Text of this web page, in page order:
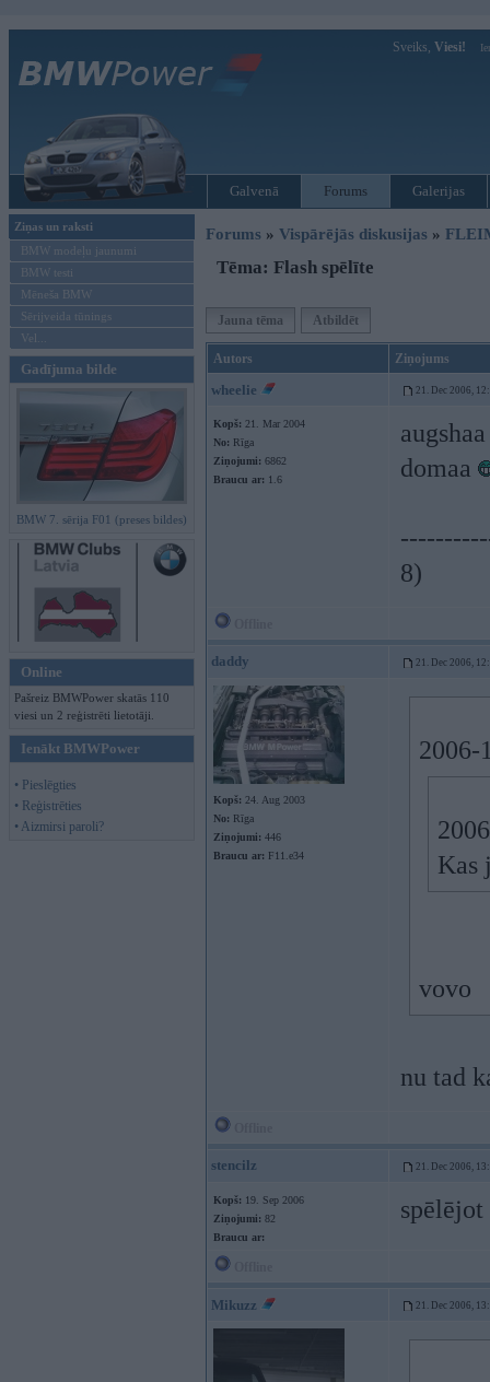
Sveiks, Viesi!
Galvenā Forums Galerijas
Ziņas un raksti
BMW modeļu jaunumi
BMW testi
Mēneša BMW
Sērijveida tūnings
Vel...
Gadījuma bilde
BMW 7. sērija F01 (preses bildes)
Online
Pašreiz BMWPower skatās 110
viesi un 2 reģistrēti lietotāji.
Ienākt BMWPower
• Pieslēgties
• Reģistrēties
• Aizmirsi paroli?
Forums » Vispārējās diskusijas »
Tēma: Flash spēlīte
Jauna tēma Atbildēt
Autors Ziņojums
wheelie 21. Dec 2006,
Kopš: 21. Mar 2004
No: Rīga
Ziņojumi: 6862
Braucu ar: 1.6
domaa
8)
daddy 21. Dec 2006,
Kopš: 24. Aug 2003
No: Rīga
Ziņojumi: 446
Braucu ar: F11.e34
2006-
Kas
vovo
nu tad
stencilz 21. Dec 2006,
Kopš: 19. Sep 2006
Ziņojumi: 82
Braucu ar:
spēlējot
Mikuzz 21. Dec 2006,